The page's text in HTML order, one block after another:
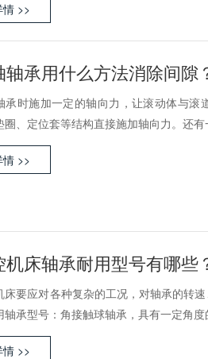
情 >>
轴承用什么方法消除间隙
承时施加一定的轴向力，让滚动体与滚
圈、定位套等结构直接施加轴向力。还有
情 >>
机床轴承耐用型号有哪些
床要应对各种复杂的工况，对轴承的转
轴承型号：角接触球轴承，具有一定角度
情 >>